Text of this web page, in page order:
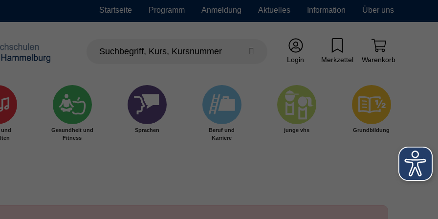
Startseite Programm Anmeldung Aktuelles Information Über uns
Login Merkzettel Warenkorb
Gesundheit und
Fitness
Sprachen
Beruf und
Karriere
junge vhs Grundbildung